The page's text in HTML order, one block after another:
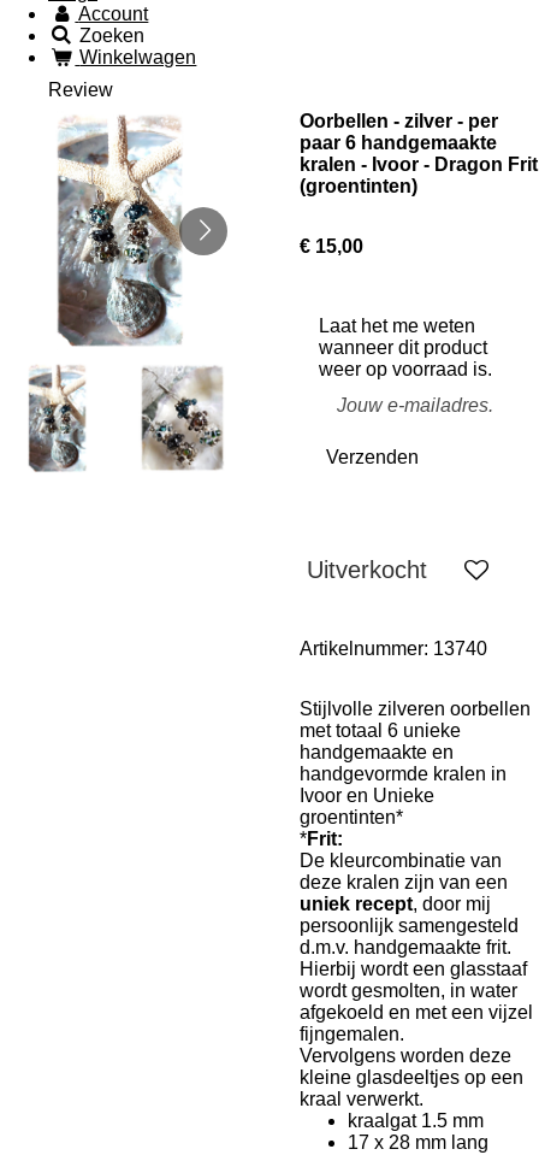
Account
Zoeken
Winkelwagen
Review
Oorbellen - zilver - per
paar 6 handgemaakte
kralen - Ivoor - Dragon Frit
(groentinten)
€ 15,00
Laat het me weten
wanneer dit product
weer op voorraad is.
Verzenden
Uitverkocht
Artikelnummer: 13740
Stijlvolle zilveren oorbellen
met totaal 6 unieke
handgemaakte en
handgevormde kralen in
Ivoor en Unieke
groentinten*
*Frit:
De kleurcombinatie van
deze kralen zijn van een
uniek recept, door mij
persoonlijk samengesteld
d.m.v. handgemaakte frit.
Hierbij wordt een glasstaaf
wordt gesmolten, in water
afgekoeld en met een vijzel
fijngemalen.
Vervolgens worden deze
kleine glasdeeltjes op een
kraal verwerkt.
kraalgat 1.5 mm
17 x 28 mm lang